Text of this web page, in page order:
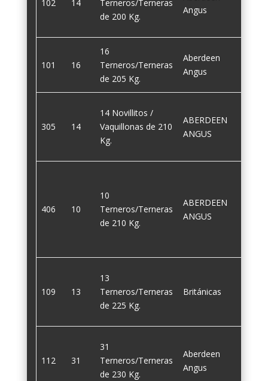
102 14
Terneros/Terneras
de 200 Kg.
Angus
101 16
16
Terneros/Terneras
de 205 Kg.
Aberdeen
Angus
305 14
14 Novillitos /
Vaquillonas de 210
Kg.
ABERDEEN
ANGUS
406 10
10
Terneros/Terneras
de 210 Kg.
ABERDEEN
ANGUS
109 13
13
Terneros/Terneras
de 225 Kg.
Británicas
112 31
31
Terneros/Terneras
de 230 Kg.
Aberdeen
Angus